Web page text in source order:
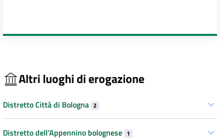
Altri luoghi di erogazione
Distretto Città di Bologna 2
Distretto dell’Appennino bolognese 1